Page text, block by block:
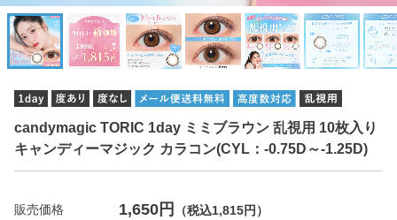
candymagic TORIC 1day ミミブラウン 乱視用 10枚入り
キャンディーマジック カラコン(CYL：-0.75D～-1.25D)
販売価格 1,650円 （税込1,815円）